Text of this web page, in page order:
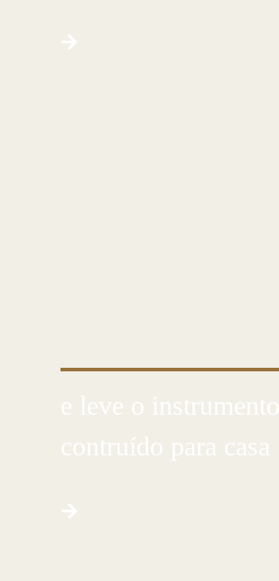
e leve o instrumento
contruído para casa